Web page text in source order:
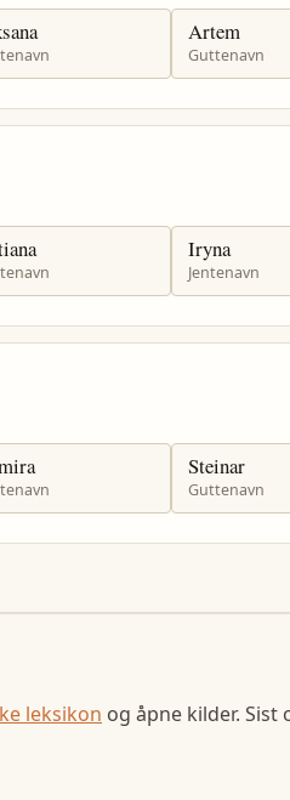
Artem
Guttenavn
Iryna
Jentenavn
Steinar
Guttenavn
leksikon og åpne kilder. Sist